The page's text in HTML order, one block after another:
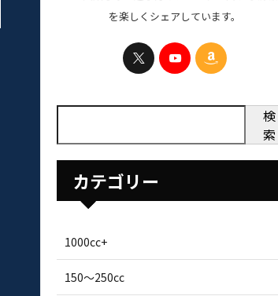
を楽しくシェアしています。
検
索
カテゴリー
1000cc+
150〜250cc